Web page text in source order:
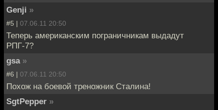
Genji »
#5 | 07.06.11 20:50
Теперь американским пограничникам выдадут
РПГ-7?
gsa »
#6 | 07.06.11 20:50
Похож на боевой треножник Сталина!
SgtPepper »